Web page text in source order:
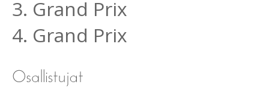
3. Grand Prix
4. Grand Prix